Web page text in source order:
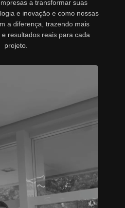
a transformar suas
e inovação e como nossas
a diferença, trazendo mais
resultados reais para cada
projeto.